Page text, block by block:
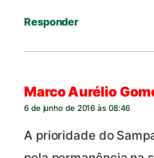
Responder
Marco Aurélio
6 de junho de 2016 às 08:46
A prioridade do